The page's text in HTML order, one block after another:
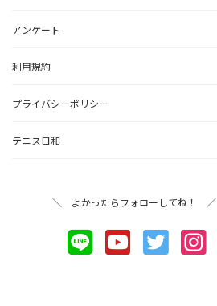
アンケート
利用規約
プライバシーポリシー
テニス日和
＼ よかったらフォローしてね！ ／